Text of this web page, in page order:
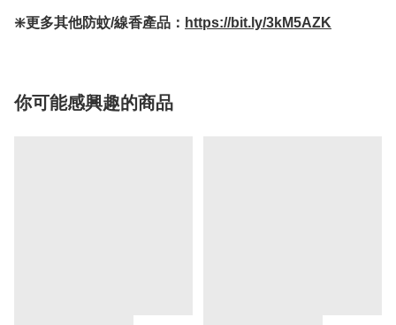
❇️更多其他防蚊/線香產品： https://bit.ly/3kM5AZK
你可能感興趣的商品